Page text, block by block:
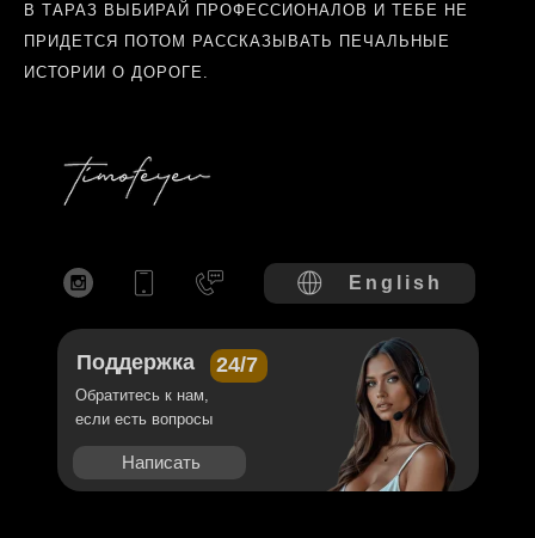
В ТАРАЗ ВЫБИРАЙ ПРОФЕССИОНАЛОВ И ТЕБЕ НЕ
ПРИДЕТСЯ ПОТОМ РАССКАЗЫВАТЬ ПЕЧАЛЬНЫЕ
ИСТОРИИ О ДОРОГЕ.
Написать
24/7
Поддержка
Обратитесь к нам,
если есть вопросы
English